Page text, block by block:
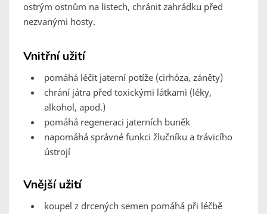
ostrým ostnům na listech, chránit zahrádku před
nezvanými hosty.
Vnitřní užití
pomáhá léčit jaterní potíže (cirhóza, záněty)
chrání játra před toxickými látkami (léky,
alkohol, apod.)
pomáhá regeneraci jaterních buněk
napomáhá správné funkci žlučníku a trávicího
ústrojí
Vnější užití
koupel z drcených semen pomáhá při léčbě